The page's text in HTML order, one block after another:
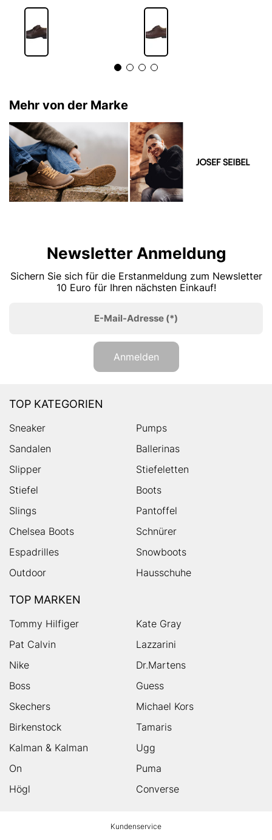
Mehr von der Marke
Newsletter Anmeldung
Sichern Sie sich für die Erstanmeldung zum Newsletter
10 Euro für Ihren nächsten Einkauf!
E-Mail-Adresse (*)
Anmelden
TOP KATEGORIEN
Sneaker
Pumps
Sandalen
Ballerinas
Slipper
Stiefeletten
Stiefel
Boots
Slings
Pantoffel
Chelsea Boots
Schnürer
Espadrilles
Snowboots
Outdoor
Hausschuhe
TOP MARKEN
Tommy Hilfiger
Kate Gray
Pat Calvin
Lazzarini
Nike
Dr.Martens
Boss
Guess
Skechers
Michael Kors
Birkenstock
Tamaris
Kalman & Kalman
Ugg
On
Puma
Högl
Converse
Kundenservice